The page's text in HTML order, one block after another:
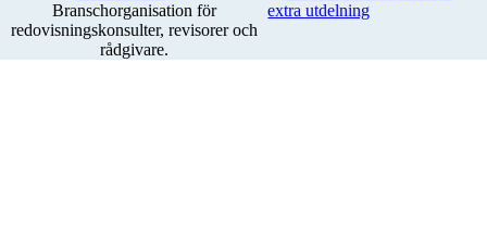
Branschorganisation för
redovisningskonsulter, revisorer och
rådgivare.